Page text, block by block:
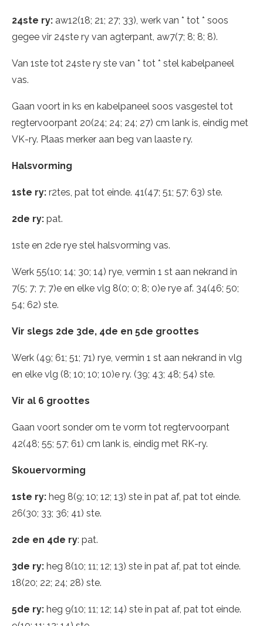
24ste ry: aw12(18; 21; 27; 33), werk van * tot * soos
gegee vir 24ste ry van agterpant, aw7(7; 8; 8; 8).
Van 1ste tot 24ste ry ste van * tot * stel kabelpaneel
vas.
Gaan voort in ks en kabelpaneel soos vasgestel tot
regtervoorpant 20(24; 24; 24; 27) cm lank is, eindig met
VK-ry. Plaas merker aan beg van laaste ry.
Halsvorming
1ste ry: r2tes, pat tot einde. 41(47; 51; 57; 63) ste.
2de ry: pat.
1ste en 2de rye stel halsvorming vas.
Werk 55(10; 14; 30; 14) rye, vermin 1 st aan nekrand in
7(5; 7; 7; 7)e en elke vlg 8(0; 0; 8; 0)e rye af. 34(46; 50;
54; 62) ste.
Vir slegs 2de 3de, 4de en 5de groottes
Werk (49; 61; 51; 71) rye, vermin 1 st aan nekrand in vlg
en elke vlg (8; 10; 10; 10)e ry. (39; 43; 48; 54) ste.
Vir al 6 groottes
Gaan voort sonder om te vorm tot regtervoorpant
42(48; 55; 57; 61) cm lank is, eindig met RK-ry.
Skouervorming
1ste ry: heg 8(9; 10; 12; 13) ste in pat af, pat tot einde.
26(30; 33; 36; 41) ste.
2de en 4de ry: pat.
3de ry: heg 8(10; 11; 12; 13) ste in pat af, pat tot einde.
18(20; 22; 24; 28) ste.
5de ry: heg 9(10; 11; 12; 14) ste in pat af, pat tot einde.